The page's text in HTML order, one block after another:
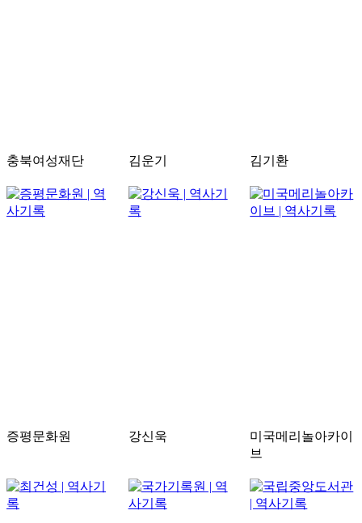
충북여성재단 김운기 김기환
증평문화원 강신욱
미국메리놀아카이
브